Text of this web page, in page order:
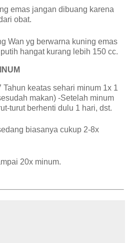
emas jangan dibuang karena
obat.
Wan yg berwarna kuning emas
hangat kurang lebih 150 cc.
Tahun keatas sehari minum 1x 1
makan) -Setelah minum
turut berhenti dulu 1 hari, dst.
biasanya cukup 2-8x
20x minum.